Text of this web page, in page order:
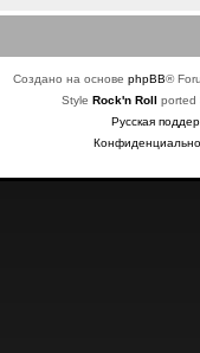
Создано на основеphpBB®
Style Rock'n Roll ported
Русская